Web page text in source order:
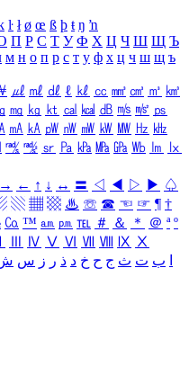
ŀ ł ø œ ß þ ŧ ŋ ŉ
П Р С Т У Ф Х Ц Ч Ш Щ Ъ
м н о п р с т у ф х ц ч ш щ ъ
㎕ ㎖ ㎗ ℓ ㎘ ㏄ ㎣ ㎤ ㎥ ㎦
㎎ ㎏ ㏏ ㎈ ㎉ ㏈ ㎧ ㎨ ㎰
㎃ ㎄ ㎺ ㎻ ㎽ ㎾ ㎿ ㎐ ㎑
㎮ ㎯ ㏛ ㎩ ㎪ ㎫ ㎬ ㏝ ㏐
㏓
→ ← ↑ ↓ ↔ 〓 ◁ ◀ ▷ ▶ ♤
▧ ▦ ▩ ♨ ☏ ☎ ☜ ☞ ¶ †
㏇ ™ ㏂ ㏘ ℡ ＃ ＆ ＊ ＠ ª º
Ⅳ Ⅴ Ⅵ Ⅶ Ⅷ Ⅸ Ⅹ
ب ت ث ج ح خ د ذ ر ز س